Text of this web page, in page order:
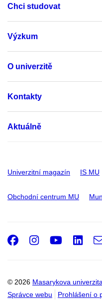
Chci studovat
Výzkum
O univerzitě
Kontakty
Aktuálně
Univerzitní magazín IS MU
Obchodní centrum MU
© 2026 Masarykova
Správce webu
Prohlášení o
Facebook